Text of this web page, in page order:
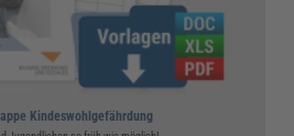
Kindeswohlgefährdung